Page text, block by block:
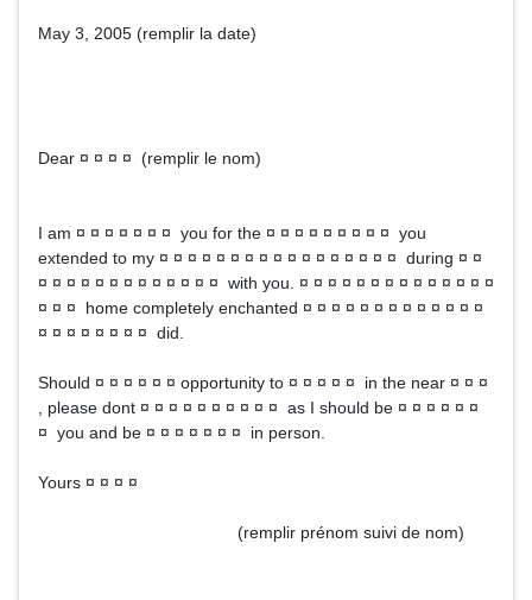
May 3, 2005 (remplir la date)
Dear ¤ ¤ ¤ ¤ (remplir le nom)
I am ¤ ¤ ¤ ¤ ¤ ¤ ¤ you for the ¤ ¤ ¤ ¤ ¤ ¤ ¤ ¤ ¤ you
extended to my ¤ ¤ ¤ ¤ ¤ ¤ ¤ ¤ ¤ ¤ ¤ ¤ ¤ ¤ ¤ ¤ ¤ during ¤ ¤
¤ ¤ ¤ ¤ ¤ ¤ ¤ ¤ ¤ ¤ ¤ ¤ ¤ with you. ¤ ¤ ¤ ¤ ¤ ¤ ¤ ¤ ¤ ¤ ¤ ¤ ¤ ¤
¤ ¤ ¤ home completely enchanted ¤ ¤ ¤ ¤ ¤ ¤ ¤ ¤ ¤ ¤ ¤ ¤ ¤
¤ ¤ ¤ ¤ ¤ ¤ ¤ ¤ did.
Should ¤ ¤ ¤ ¤ ¤ ¤ opportunity to ¤ ¤ ¤ ¤ ¤ in the near ¤ ¤ ¤
, please dont ¤ ¤ ¤ ¤ ¤ ¤ ¤ ¤ ¤ ¤ as I should be ¤ ¤ ¤ ¤ ¤ ¤
¤ you and be ¤ ¤ ¤ ¤ ¤ ¤ ¤ in person.
Yours ¤ ¤ ¤ ¤
(remplir prénom suivi de nom)